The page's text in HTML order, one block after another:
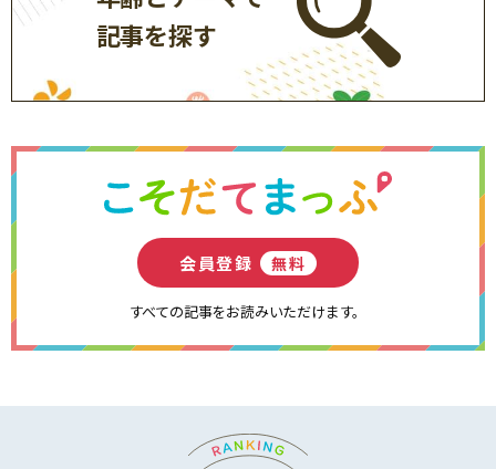
記事を探す
会員登録 無料
すべての記事をお読みいただけます。